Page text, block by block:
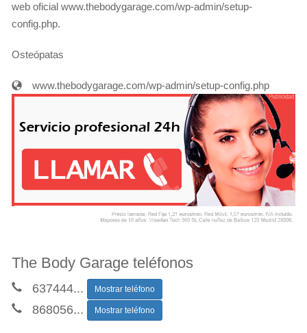
web oficial www.thebodygarage.com/wp-admin/setup-
config.php.
Osteópatas
www.thebodygarage.com/wp-admin/setup-config.php
The Body Garage teléfonos
637444... Mostrar teléfono
868056... Mostrar teléfono